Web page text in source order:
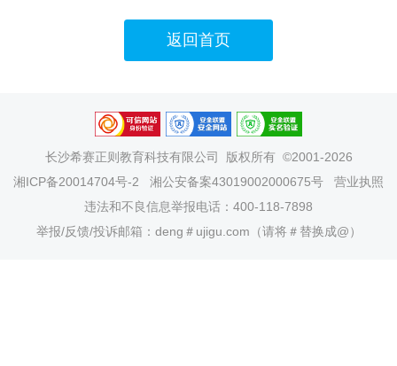
返回首页
长沙希赛正则教育科技有限公司
版权所有 ©2001-2026
湘ICP备20014704号-2
湘公安备案43019002000675号
营业执照
违法和不良信息举报电话：400-118-7898
举报/反馈/投诉邮箱：deng＃ujigu.com（请将＃替换成@）